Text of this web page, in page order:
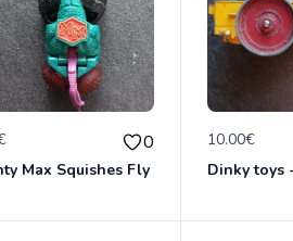
0
Max Squishes Fly
10.00€